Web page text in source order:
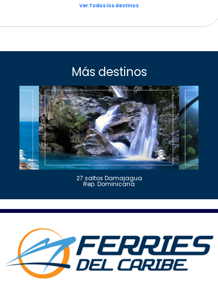
Ver Todos los destinos
Más destinos
27 saltos Damajagua
Rep. Dominicana